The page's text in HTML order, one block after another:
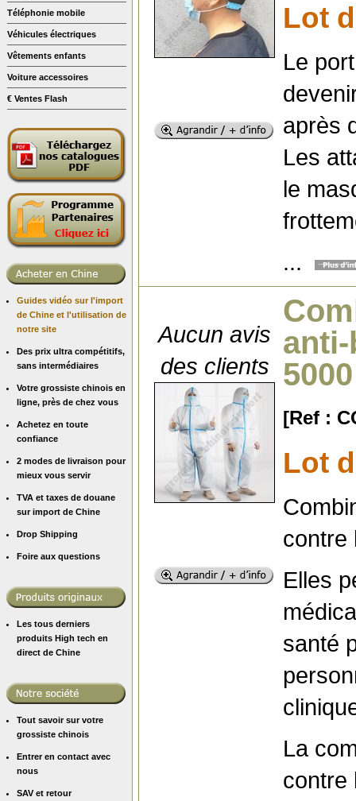
Téléphonie mobile
Véhicules électriques
Vêtements enfants
Voiture accessoires
€ Ventes Flash
Guides vidéo sur l'import
de Chine et l'utilisation de
notre site
Des prix ultra compétitifs,
sans intermédiaires
Votre grossiste chinois en
ligne, près de chez vous
Achetez en toute
confiance
2 modes de livraison pour
mieux vous servir
TVA et taxes de douane
sur import de Chine
Drop Shipping
Foire aux questions
Les tous derniers
produits High tech en
direct de Chine
Tout savoir sur votre
grossiste chinois
Entrer en contact avec
nous
SAV et retour
Lot
Le
après
Les
le
...
Aucun avis
des clients
[Ref :
Lot
contre
Elles
santé
La
contre